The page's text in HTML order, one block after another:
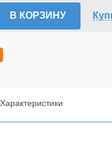
В КОРЗИНУ
Характеристики